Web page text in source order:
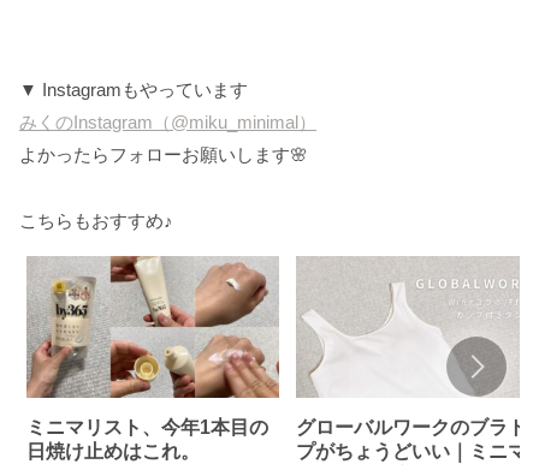
▼ Instagramもやっています
みくのInstagram（@miku_minimal）
よかったらフォローお願いします🌸
こちらもおすすめ♪
ミニマリスト、今年1本目の
日焼け止めはこれ。
グローバルワークのブラト
プがちょうどいい｜ミニマ